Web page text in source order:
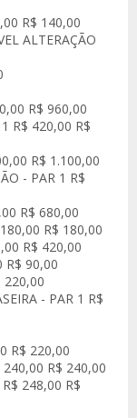
R$ 140,00
ALTERAÇÃO
R$ 960,00
R$ 420,00 R$
R$ 1.100,00
- PAR 1 R$
R$ 680,00
R$ 180,00
R$ 420,00
R$ 90,00
220,00
- PAR 1 R$
R$ 220,00
R$ 240,00
248,00 R$